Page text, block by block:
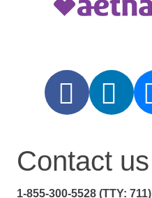
Contact us
1-855-300-5528 (TTY: 711)